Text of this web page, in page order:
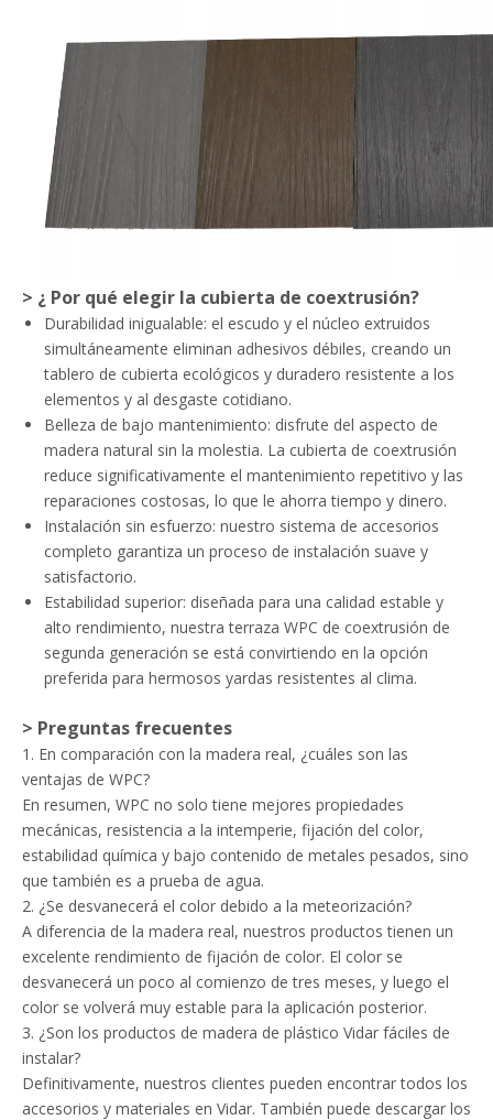
> ¿ Por qué elegir la cubierta de coextrusión?
Durabilidad inigualable: el escudo y el núcleo extruidos
simultáneamente eliminan adhesivos débiles, creando un
tablero de cubierta ecológicos y duradero resistente a los
elementos y al desgaste cotidiano.
Belleza de bajo mantenimiento: disfrute del aspecto de
madera natural sin la molestia. La cubierta de coextrusión
reduce significativamente el mantenimiento repetitivo y las
reparaciones costosas, lo que le ahorra tiempo y dinero.
Instalación sin esfuerzo: nuestro sistema de accesorios
completo garantiza un proceso de instalación suave y
satisfactorio.
Estabilidad superior: diseñada para una calidad estable y
alto rendimiento, nuestra terraza WPC de coextrusión de
segunda generación se está convirtiendo en la opción
preferida para hermosos yardas resistentes al clima.
> Preguntas frecuentes
1. En comparación con la madera real, ¿cuáles son las
ventajas de WPC?
En resumen, WPC no solo tiene mejores propiedades
mecánicas, resistencia a la intemperie, fijación del color,
estabilidad química y bajo contenido de metales pesados, sino
que también es a prueba de agua.
2. ¿Se desvanecerá el color debido a la meteorización?
A diferencia de la madera real, nuestros productos tienen un
excelente rendimiento de fijación de color. El color se
desvanecerá un poco al comienzo de tres meses, y luego el
color se volverá muy estable para la aplicación posterior.
3. ¿Son los productos de madera de plástico Vidar fáciles de
instalar?
Definitivamente, nuestros clientes pueden encontrar todos los
accesorios y materiales en Vidar. También puede descargar los